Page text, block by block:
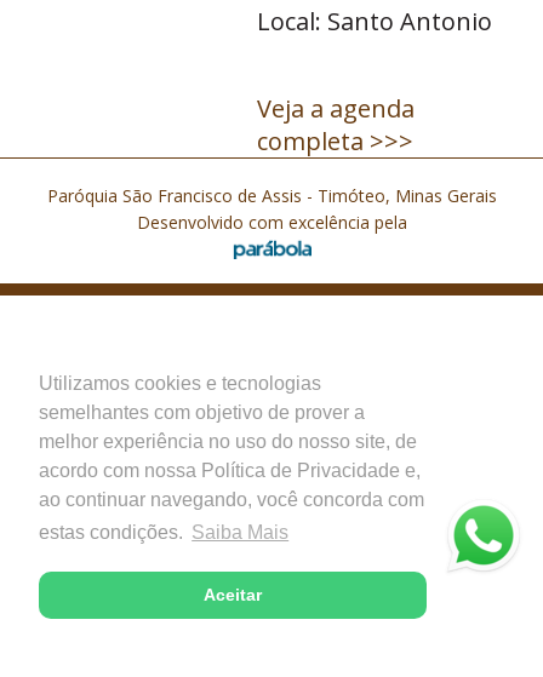
Utilizamos cookies e tecnologias
semelhantes com objetivo de prover a
melhor experiência no uso do nosso site, de
acordo com nossa Política de Privacidade e,
ao continuar navegando, você concorda com
estas condições. Saiba Mais
Aceitar
Local: Santo Antonio
Veja a agenda
completa >>>
Paróquia São Francisco de Assis - Timóteo, Minas Gerais
Desenvolvido com excelência pela